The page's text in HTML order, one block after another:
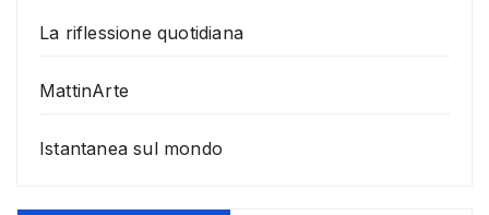
La riflessione quotidiana
MattinArte
Istantanea sul mondo